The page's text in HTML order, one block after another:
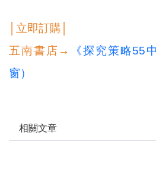
│立即訂購│
五南書店→
《探究策略55
窗）
相關文章